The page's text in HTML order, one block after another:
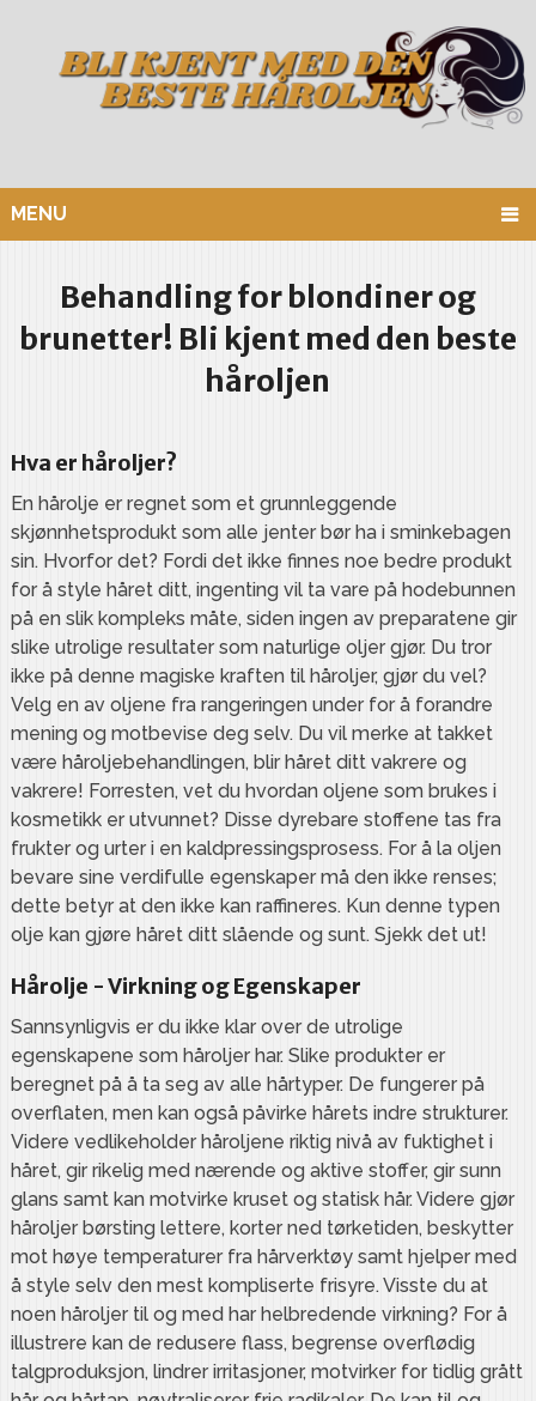
MENU
Behandling for blondiner og
brunetter! Bli kjent med den beste
håroljen
Hva er håroljer?
En hårolje er regnet som et grunnleggende
skjønnhetsprodukt som alle jenter bør ha i sminkebagen
sin. Hvorfor det? Fordi det ikke finnes noe bedre produkt
for å style håret ditt, ingenting vil ta vare på hodebunnen
på en slik kompleks måte, siden ingen av preparatene gir
slike utrolige resultater som naturlige oljer gjør. Du tror
ikke på denne magiske kraften til håroljer, gjør du vel?
Velg en av oljene fra rangeringen under for å forandre
mening og motbevise deg selv. Du vil merke at takket
være håroljebehandlingen, blir håret ditt vakrere og
vakrere! Forresten, vet du hvordan oljene som brukes i
kosmetikk er utvunnet? Disse dyrebare stoffene tas fra
frukter og urter i en kaldpressingsprosess. For å la oljen
bevare sine verdifulle egenskaper må den ikke renses;
dette betyr at den ikke kan raffineres. Kun denne typen
olje kan gjøre håret ditt slående og sunt. Sjekk det ut!
Hårolje - Virkning og Egenskaper
Sannsynligvis er du ikke klar over de utrolige
egenskapene som håroljer har. Slike produkter er
beregnet på å ta seg av alle hårtyper. De fungerer på
overflaten, men kan også påvirke hårets indre strukturer.
Videre vedlikeholder håroljene riktig nivå av fuktighet i
håret, gir rikelig med nærende og aktive stoffer, gir sunn
glans samt kan motvirke kruset og statisk hår. Videre gjør
håroljer børsting lettere, korter ned tørketiden, beskytter
mot høye temperaturer fra hårverktøy samt hjelper med
å style selv den mest kompliserte frisyre. Visste du at
noen håroljer til og med har helbredende virkning? For å
illustrere kan de redusere flass, begrense overflødig
talgproduksjon, lindrer irritasjoner, motvirker for tidlig grått